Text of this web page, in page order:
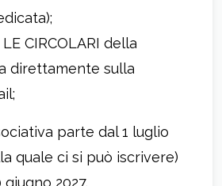
LE CIRCOLARI della
direttamente sulla
parte dal 1 luglio
quale ci si può iscrivere)
2027.